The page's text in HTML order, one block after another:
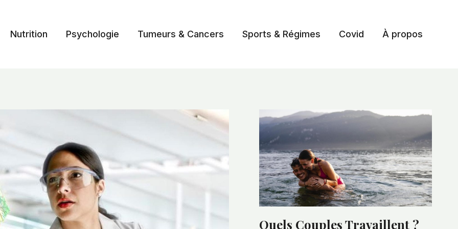
Nutrition Psychologie Tumeurs & Cancers Sports & Régimes Covid À propos
Quels Couples Travaillent ?